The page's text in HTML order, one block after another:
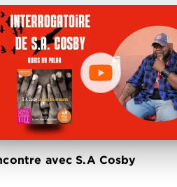
avec S.A Cosby